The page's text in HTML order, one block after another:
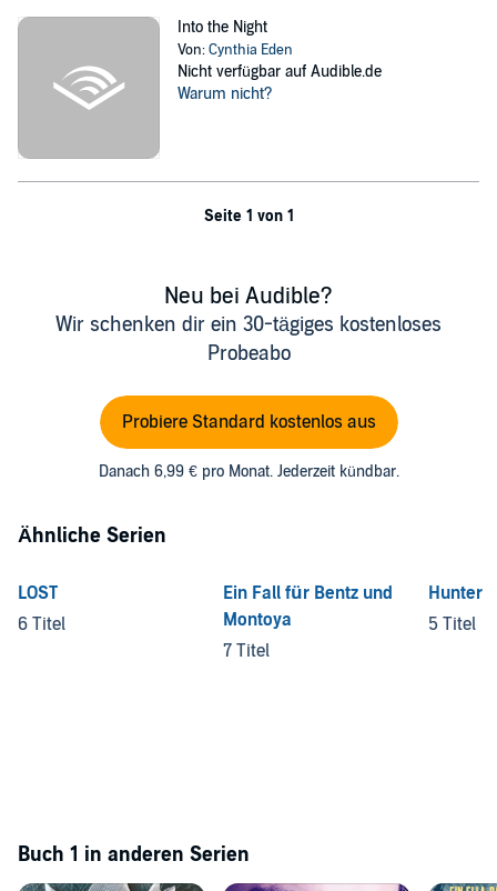
Into the Night
Von:Cynthia Eden
Nicht verfügbar auf Audible.de
Warum nicht?
Seite 1 von 1
Neu bei Audible?
Wir schenken dir ein 30-tägiges kostenloses
Probeabo
Probiere Standard kostenlos aus
Danach 6,99 € pro Monat. Jederzeit kündbar.
Ähnliche Serien
LOST
6 Titel
Ein Fall für Bentz und
Montoya
7 Titel
Hunter
5 Titel
Buch 1 in anderen Serien